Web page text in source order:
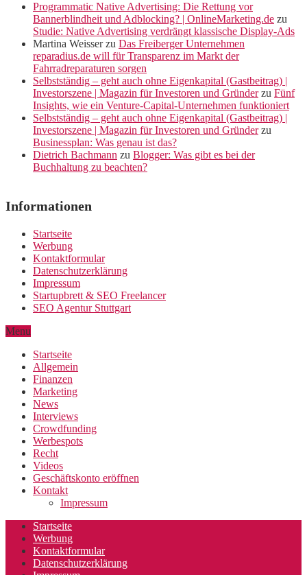
Programmatic Native Advertising: Die Rettung vor
Bannerblindheit und Adblocking? | OnlineMarketing.de zu
Studie: Native Advertising verdrängt klassische Display-Ads
Martina Weisserzu Das Freiberger Unternehmen
reparadius.de will für Transparenz im Markt der
Fahrradreparaturen sorgen
Selbstständig – geht auch ohne Eigenkapital (Gastbeitrag) |
Investorszene | Magazin für Investoren und Gründerzu Fünf
Insights, wie ein Venture-Capital-Unternehmen funktioniert
Selbstständig – geht auch ohne Eigenkapital (Gastbeitrag) |
Investorszene | Magazin für Investoren und Gründerzu
Businessplan: Was genau ist das?
Dietrich Bachmann zu Blogger: Was gibt es bei der
Buchhaltung zu beachten?
Informationen
Startseite
Werbung
Kontaktformular
Datenschutzerklärung
Impressum
Startupbrett & SEO Freelancer
SEO Agentur Stuttgart
Menu
Startseite
Allgemein
Finanzen
Marketing
News
Interviews
Crowdfunding
Werbespots
Recht
Videos
Geschäftskonto eröffnen
Kontakt
Impressum
Startseite
Werbung
Kontaktformular
Datenschutzerklärung